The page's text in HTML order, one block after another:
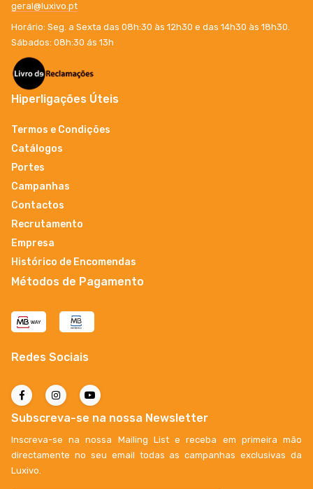
geral@luxivo.pt
Horário: Seg. a Sexta das 08h:30 às 12h30 e das 14h30 às 18h30.
Sábados: 08h:30 ás 13h
Hiperligações Úteis
Termos e Condições
Catálogos
Portes
Campanhas
Contactos
Recrutamento
Empresa
Histórico de Encomendas
Métodos de Pagamento
Redes Sociais
Subscreva-se na nossa Newsletter
Inscreva-se na nossa Mailing List e receba em primeira mão
directamente no seu email todas as campanhas exclusivas da
Luxivo.